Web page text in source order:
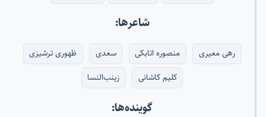
شاعرها:
رهی معیری منصوره اتابکی سعدی
ظهوری ترشیزی
کلیم کاشانی
زینب‌النسا
گوینده‌ها: